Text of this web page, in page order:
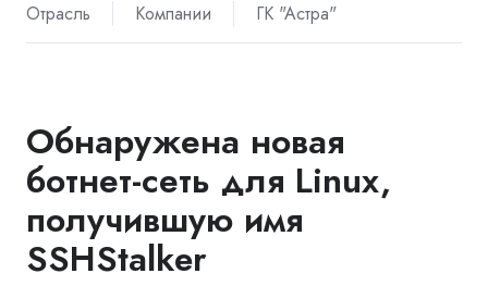
Отрасль
Компании ГК "Астра"
Обнаружена новая
ботнет-сеть для Linux,
получившую имя
SSHStalker